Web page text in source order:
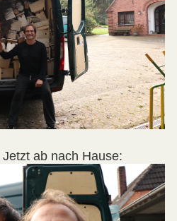
ab nach Hause: